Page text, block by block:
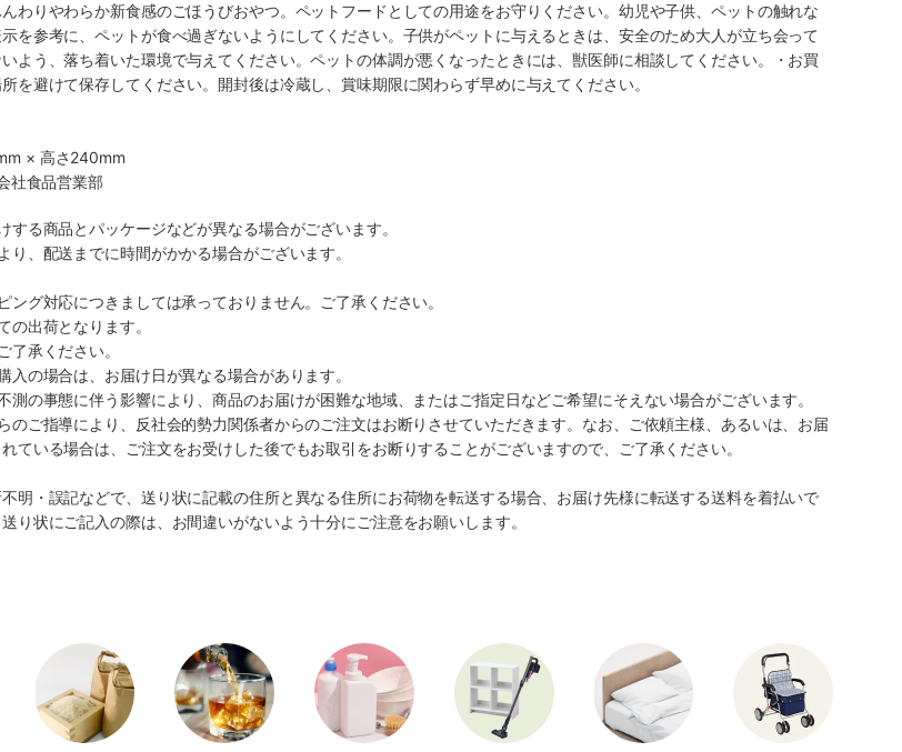
わりやわらか新食感のごほうびおやつ。ペットフードとしての用途をお守りください。幼児や子供、ペットの触れな
を参考に、ペットが食べ過ぎないようにしてください。子供がペットに与えるときは、安全のため大人が立ち会って
よう、落ち着いた環境で与えてください。ペットの体調が悪くなったときには、獣医師に相談してください。・お買
を避けて保存してください。開封後は冷蔵し、賞味期限に関わらず早めに与えてください。
× 高さ240mm
社食品営業部
る商品とパッケージなどが異なる場合がございます。
、配送までに時間がかかる場合がございます。
グ対応につきましては承っておりません。ご了承ください。
出荷となります。
承ください。
の場合は、お届け日が異なる場合があります。
の事態に伴う影響により、商品のお届けが困難な地域、またはご指定日などご希望にそえない場合がございます。
のご指導により、反社会的勢力関係者からのご注文はお断りさせていただきます。なお、ご依頼主様、あるいは、お届
ている場合は、ご注文をお受けした後でもお取引をお断りすることがございますので、ご了承ください。
明・誤記などで、送り状に記載の住所と異なる住所にお荷物を転送する場合、お届け先様に転送する送料を着払いで
り状にご記入の際は、お間違いがないよう十分にご注意をお願いします。